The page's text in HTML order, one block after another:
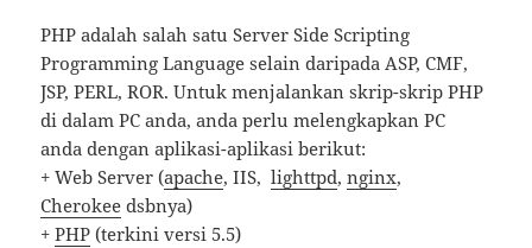
PHP adalah salah satu Server Side Scripting
Programming Language selain daripada ASP, CMF,
JSP, PERL, ROR. Untuk menjalankan skrip-skrip PHP
di dalam PC anda, anda perlu melengkapkan PC
anda dengan aplikasi-aplikasi berikut:
+ Web Server (apache, IIS,lighttpd,nginx,
Cherokee dsbnya)
+PHP (terkini versi 5.5)